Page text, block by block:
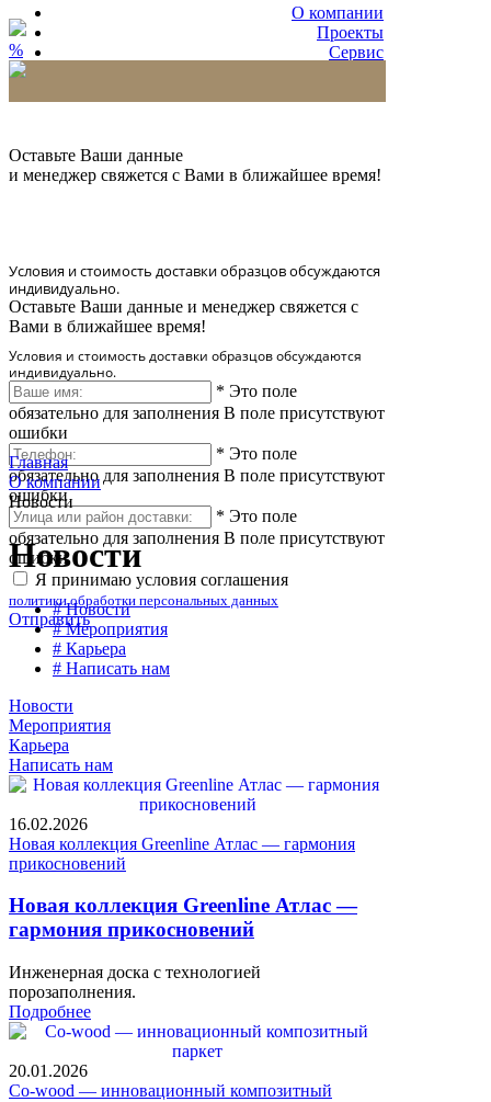
О компании
Проекты
Сервис
%
Оставьте Ваши данные
и менеджер свяжется с Вами в ближайшее время!
Условия и стоимость доставки образцов обсуждаются
индивидуально.
Оставьте Ваши данные и менеджер свяжется с
Вами в ближайшее время!
Условия и стоимость доставки образцов обсуждаются
индивидуально.
* Это поле
обязательно для заполнения В поле присутствуют
ошибки
* Это поле
обязательно для заполнения В поле присутствуют
ошибки
* Это поле
обязательно для заполнения В поле присутствуют
ошибки
Я принимаю условия соглашения
политики обработки персональных данных
Отправить
Главная
О компании
Новости
Новости
# Новости
# Мероприятия
# Карьера
# Написать нам
Новости
Мероприятия
Карьера
Написать нам
16.02.2026
Новая коллекция Greenline Атлас — гармония
прикосновений
Новая коллекция Greenline Атлас —
гармония прикосновений
Инженерная доска с технологией
порозаполнения.
Подробнее
20.01.2026
Co-wood — инновационный композитный